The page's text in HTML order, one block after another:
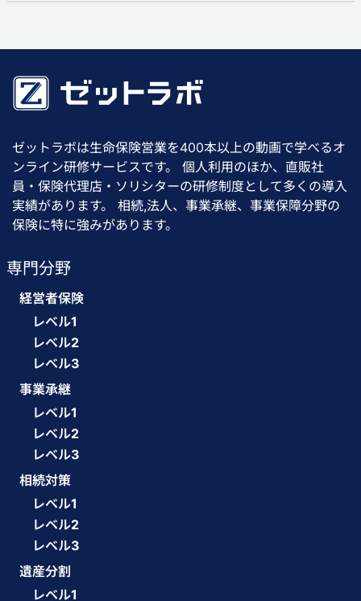
ゼットラボは生命保険営業を400本以上の動画で学べるオ
ンライン研修サービスです。 個人利用のほか、直販社
員・保険代理店・ソリシターの研修制度として多くの導入
実績があります。 相続,法人、事業承継、事業保障分野の
保険に特に強みがあります。
専門分野
経営者保険
レベル1
レベル2
レベル3
事業承継
レベル1
レベル2
レベル3
相続対策
レベル1
レベル2
レベル3
遺産分割
レベル1